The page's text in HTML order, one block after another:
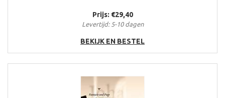
Prijs: €29,40
Levertijd: 5-10 dagen
BEKIJK EN BESTEL